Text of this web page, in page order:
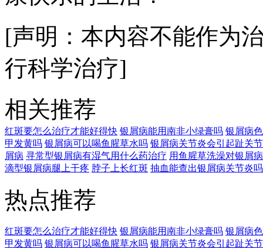
[声明：本内容不能作为
行科学治疗]
相关推荐
红斑要怎么治疗才能好得快 银屑病能用南非小绿膏吗 银屑病
甲发黄吗 银屑病可以喝鱼腥草水吗 银屑病关节炎会引起趾关
屑病 寻常型银屑病有湿气用什么药治疗 用鱼腥草洗澡对银屑
滴型银屑病腿上干疼 脖子上长红斑 抽血能查出银屑病关节炎吗
热点推荐
红斑要怎么治疗才能好得快 银屑病能用南非小绿膏吗 银屑病
甲发黄吗 银屑病可以喝鱼腥草水吗 银屑病关节炎会引起趾关